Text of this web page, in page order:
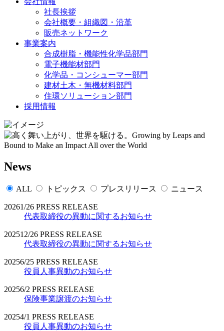
社長挨拶
会社概要・組織図・沿革
販売ネットワーク
事業案内
合成樹脂・機能性化学品部門
電子機能材部門
化学品・コンシューマー部門
建材土木・無機材料部門
住環ソリューション部門
採用情報
News
ALL トピックス プレスリリース ニュース
20261/26 PRESS RELEASE
代表取締役の異動に関するお知らせ
202512/26 PRESS RELEASE
代表取締役の異動に関するお知らせ
20256/25 PRESS RELEASE
役員人事異動のお知らせ
20256/2 PRESS RELEASE
保険事業譲渡のお知らせ
20254/1 PRESS RELEASE
役員人事異動のお知らせ